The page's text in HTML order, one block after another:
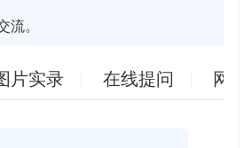
流。
片实录 在线提问 网